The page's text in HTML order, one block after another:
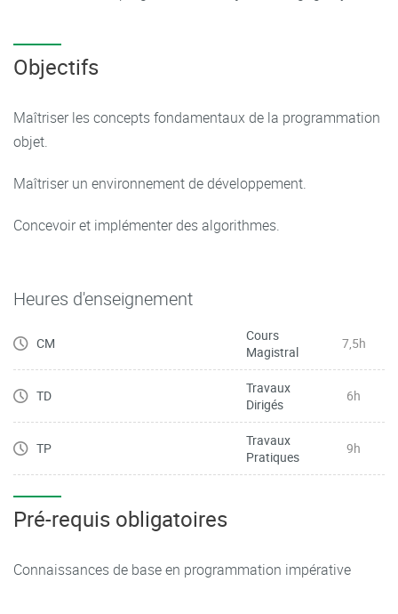
Objectifs
Maîtriser les concepts fondamentaux de la programmation
objet.
Maîtriser un environnement de développement.
Concevoir et implémenter des algorithmes.
Heures d'enseignement
CM
Cours
Magistral
7,5h
TD
Travaux
Dirigés
6h
TP
Travaux
Pratiques
9h
Pré-requis obligatoires
Connaissances de base en programmation impérative